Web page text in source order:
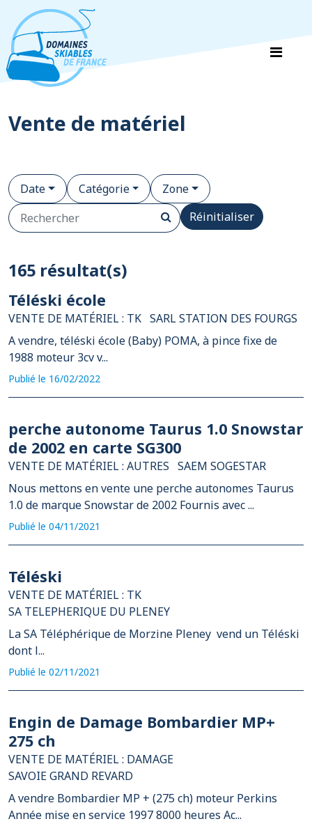
Vente de matériel
Date Catégorie
Zone
Réinitialiser
165 résultat(s)
Téléski école
VENTE DE MATÉRIEL : TK SARL STATION DES FOURGS
A vendre, téléski école (Baby) POMA, à pince fixe de
1988 moteur 3cv v...
Publié le 16/02/2022
perche autonome Taurus 1.0 Snowstar
de 2002 en carte SG300
VENTE DE MATÉRIEL : AUTRES SAEM SOGESTAR
Nous mettons en vente une perche autonomes Taurus
1.0 de marque Snowstar de 2002 Fournis avec ...
Publié le 04/11/2021
Téléski
VENTE DE MATÉRIEL : TK
SA TELEPHERIQUE DU PLENEY
La SA Téléphérique de Morzine Pleney vend un Téléski
dont l...
Publié le 02/11/2021
Engin de Damage Bombardier MP+
275 ch
VENTE DE MATÉRIEL : DAMAGE
SAVOIE GRAND REVARD
A vendre Bombardier MP + (275 ch) moteur Perkins
Année mise en service 1997 8000 heures Ac...
Panneau de gestion des cookies